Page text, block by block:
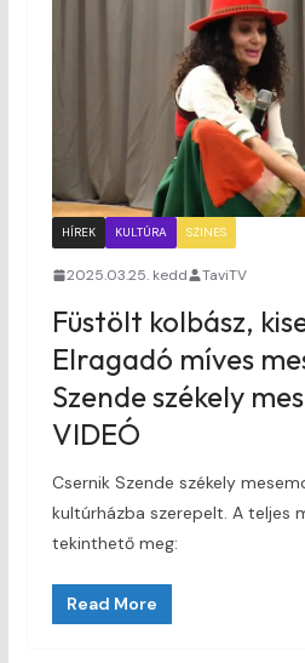
HÍREK KULTÚRA SZINES
2025.03.25. kedd TaviTV
Füstölt kolbász,
Elragadó míves
Szende székely
VIDEÓ
Csernik Szende székely
kultúrházba szerepelt. A teljes
tekinthető meg:
Read More